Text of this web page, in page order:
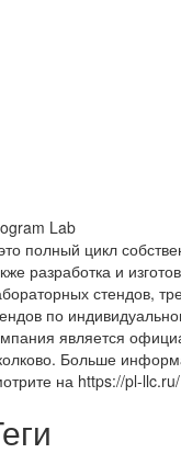
Lab
полный цикл
разработка и
стендов,
по
является
Больше
на https://pl-llc.ru/